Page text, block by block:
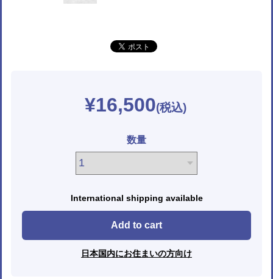
¥16,500
数量
International shipping available
Add to cart
日本国内にお住まいの方向け